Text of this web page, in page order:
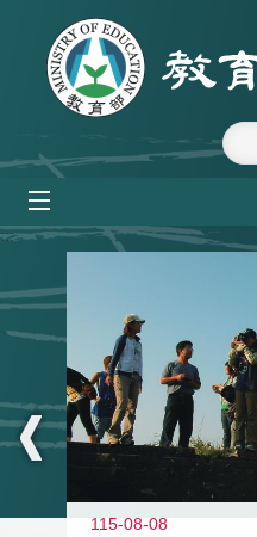
跳到主要內容區塊
:::
115-08-08